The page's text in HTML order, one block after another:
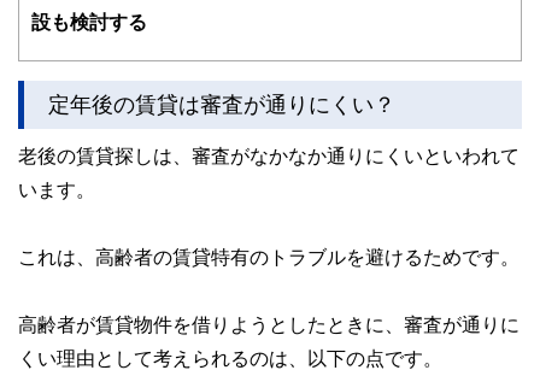
FinancialFieldの特徴は、ファイナンシャルプランナー、弁
ドバイザー、DCプランナー、公認会計士、社会保険労務
士、行政書士、投資アナリスト、キャリアコンサルタントな
ど150名以上の有資格者を執筆者・監修者として迎え、むず
をわかりやすく発信している点です。
な情報発信を実現しています。
コンシェルジュを目指します。
設も検討する
定年後の賃貸は審査が通りにくい？
老後の賃貸探しは、審査がなかなか通りにくいといわれて
います。
これは、高齢者の賃貸特有のトラブルを避けるためです。
高齢者が賃貸物件を借りようとしたときに、審査が通りに
くい理由として考えられるのは、以下の点です。